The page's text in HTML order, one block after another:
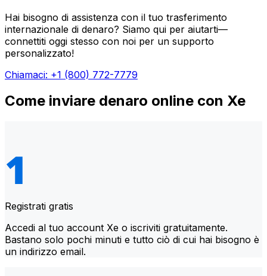
Hai bisogno di assistenza con il tuo trasferimento
internazionale di denaro? Siamo qui per aiutarti—
connettiti oggi stesso con noi per un supporto
personalizzato!
Chiamaci: +1 (800) 772-7779
Come inviare denaro online con Xe
Registrati gratis
Accedi al tuo account Xe o iscriviti gratuitamente.
Bastano solo pochi minuti e tutto ciò di cui hai bisogno è
un indirizzo email.